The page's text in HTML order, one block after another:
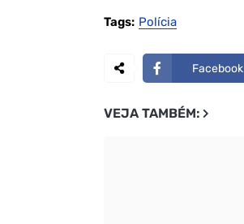
Tags: Polícia
Facebook
VEJA TAMBÉM: